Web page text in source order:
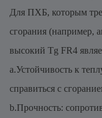
Для ПХБ, которым
сгорания (например,
высокий Tg FR4
a.Устойчивость к
справиться с
b.Прочность: